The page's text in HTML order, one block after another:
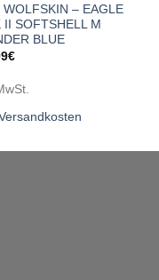
WOLFSKIN – EAGLE
II SOFTSHELL M
BLUE
€